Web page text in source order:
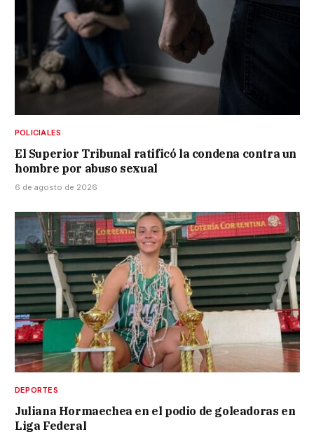
POLICIALES
El Superior Tribunal ratificó la condena contra un
hombre por abuso sexual
6 de agosto de 2026
DEPORTES
Juliana Hormaechea en el podio de goleadoras en
Liga Federal